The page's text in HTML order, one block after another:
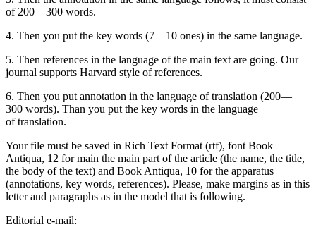
of 200—300 words.
4. Then you put the key words (7—10 ones) in the same language.
5. Then references in the language of the main text are going. Our
journal supports Harvard style of references.
6. Then you put annotation in the language of translation (200—
300 words). Than you put the key words in the language
of translation.
Your file must be saved in Rich Text Format (rtf), font Book
Antiqua, 12 for main the main part of the article (the name, the title,
the body of the text) and Book Antiqua, 10 for the apparatus
(annotations, key words, references). Please, make margins as in this
letter and paragraphs as in the model that is following.
Editorial e-mail: